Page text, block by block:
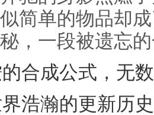
简单的物品却
，一段被遗忘
合成公式，无
浩瀚的更新历